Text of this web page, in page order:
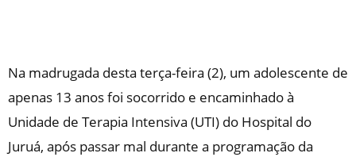
Na madrugada desta terça-feira (2), um adolescente de
apenas 13 anos foi socorrido e encaminhado à
Unidade de Terapia Intensiva (UTI) do Hospital do
Juruá, após passar mal durante a programação da